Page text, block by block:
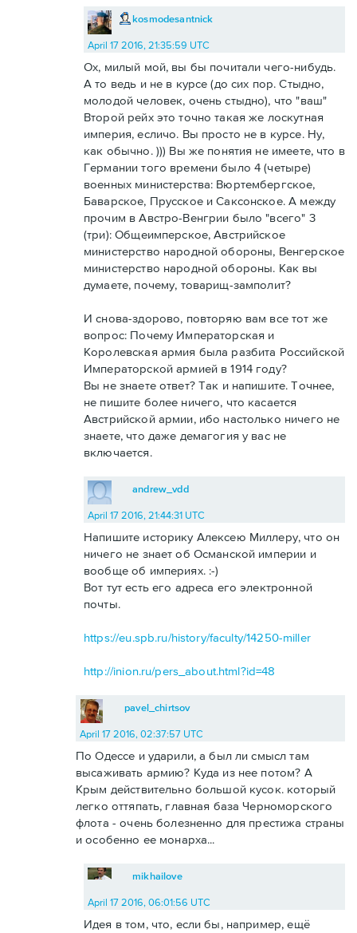
kosmodesantnick
April 17 2016, 21:35:59 UTC
Ох, милый мой, вы бы почитали чего-нибудь.
А то ведь и не в курсе (до сих пор. Стыдно,
молодой человек, очень стыдно), что "ваш"
Второй рейх это точно такая же лоскутная
империя, есличо. Вы просто не в курсе. Ну,
как обычно. ))) Вы же понятия не имеете, что в
Германии того времени было 4 (четыре)
военных министерства: Вюртембергское,
Баварское, Прусское и Саксонское. А между
прочим в Австро-Венгрии было "всего" 3
(три): Общеимперское, Австрийское
министерство народной обороны, Венгерское
министерство народной обороны. Как вы
думаете, почему, товарищ-замполит?
И снова-здорово, повторяю вам все тот же
вопрос: Почему Императорская и
Королевская армия была разбита Российской
Императорской армией в 1914 году?
Вы не знаете ответ? Так и напишите. Точнее,
не пишите более ничего, что касается
Австрийской армии, ибо настолько ничего не
знаете, что даже демагогия у вас не
включается.
andrew_vdd
April 17 2016, 21:44:31 UTC
Напишите историку Алексею Миллеру, что он
ничего не знает об Османской империи и
вообще об империях. :-)
Вот тут есть его адреса его электронной
почты.
https://eu.spb.ru/history/faculty/14250-miller
http://inion.ru/pers_about.html?id=48
pavel_chirtsov
April 17 2016, 02:37:57 UTC
По Одессе и ударили, а был ли смысл там
высаживать армию? Куда из нее потом? А
Крым действительно большой кусок. который
легко оттяпать, главная база Черноморского
флота - очень болезненно для престижа страны
и особенно ее монарха...
mikhailove
April 17 2016, 06:01:56 UTC
Идея в том, что, если бы, например, ещё